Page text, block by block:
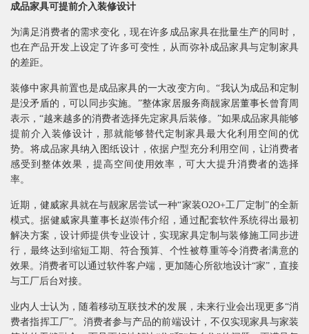
成品家具可提前介入装修设计
为满足消费者的需求变化，现在许多成品家具在批量生产的同时，
也在产品开发上设定了许多可变性，从而弥补成品家具与定制家具
的差距。
装修中家具前置也是成品家具的一大改变方向。“我认为成品和定制
是没矛盾的，可以同步实施。”整体家居服务商靓家居董事长曾育周
表示，“越来越多的消费者选择先定家具后装修。”如果成品家具能够
提前介入装修设计，那就能够替代定制家具最大化利用空间的优
势。将成品家具纳入图纸设计，依据户型充分利用空间，让消费者
感受到整体效果，提高空间使用效率，可大大提升消费者的选择
率。
近期，健威家具就在与靓家居尝试一种“家装O2O+工厂定制”的全新
模式。据健威家具董事长赵崇伟介绍，通过配套软件系统得出最初
解决方案，设计师提供专业设计，实现家具定制与装修施工同步进
行，最终达到缩短工期、符合预算、个性被尊重等令消费者满意的
效果。消费者可以通过软件客户端，更加随心所欲地设计“家”，直接
与工厂后台对接。
业内人士认为，随着移动互联技术的发展，未来行业会出现更多“消
费者指挥工厂”。消费者参与产品的前端设计，不仅实现家具与家装